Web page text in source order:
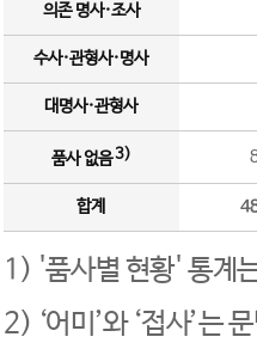
의존 명사·조사
수사·관형사·명사
대명사·관형사
품사 없음3)
합계
1) '품사별 현황' 통계
2) ‘어미’와 ‘접사’는